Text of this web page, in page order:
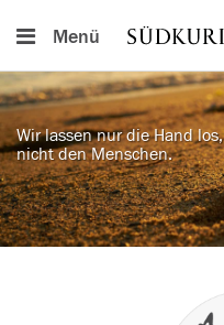
Menü
Wir lassen nur die Hand los,
nicht den Menschen.